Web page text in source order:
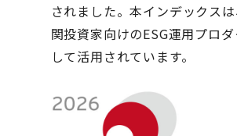
されました。本インデックス
関投資家向けのESG運用プロ
して活用されています。